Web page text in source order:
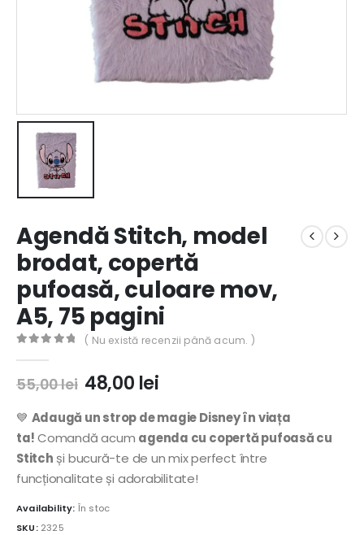
Agendă Stitch, model
brodat, copertă
pufoasă, culoare mov,
A5, 75 pagini
( Nu există recenzii până acum. )
55,00lei Prețul
inițial
a
fost:
55,00 lei.
48,00 leiPrețul
este:
48,00 lei.
💙 Adaugă un strop de magie Disney în viața
ta!Comandă acum agenda cu copertă pufoasă cu
Stitch și bucură-te de un mix perfect între
funcționalitate și adorabilitate!
Availability: În stoc
SKU: 2325